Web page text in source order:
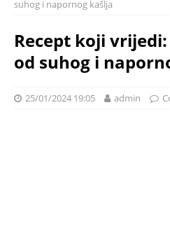
suhog i napornog kašlja
Recept koji
od suhog i
25/01/2024 19:05 admin